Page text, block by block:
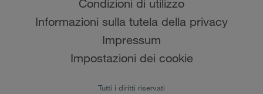
Condizioni di utilizzo
Informazioni sulla tutela della privacy
Impressum
Impostazioni dei cookie
Tutti i diritti riservati